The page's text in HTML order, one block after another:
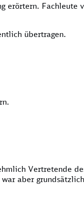
erörtern. Fachleute
übertragen.
Vertretende
aber